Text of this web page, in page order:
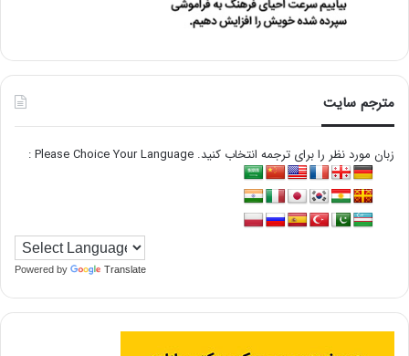
مترجم سایت
زبان مورد نظر را برای ترجمه انتخاب کنید. Please Choice Your Language :
Powered by Translate